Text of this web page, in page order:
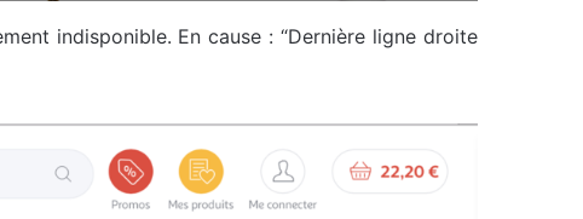
indisponible. En cause : “Dernière ligne droite